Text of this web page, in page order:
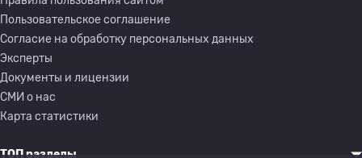
Пользовательское соглашение
Согласие на обработку персональных данных
Эксперты
Документы и лицензии
СМИ о нас
Карта статистики
ТОП разделы